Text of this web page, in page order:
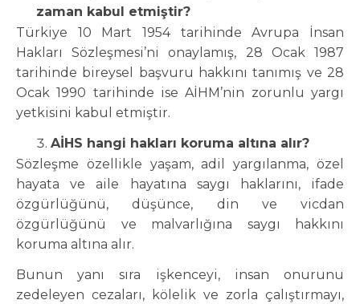
zaman kabul etmiştir?
Türkiye 10 Mart 1954 tarihinde Avrupa İnsan
Hakları Sözleşmesi’ni onaylamış, 28 Ocak 1987
tarihinde bireysel başvuru hakkını tanımış ve 28
Ocak 1990 tarihinde ise AİHM’nin zorunlu yargı
yetkisini kabul etmiştir.
AİHS hangi hakları koruma altına alır?
Sözleşme özellikle yaşam, adil yargılanma, özel
hayata ve aile hayatına saygı haklarını, ifade
özgürlüğünü, düşünce, din ve vicdan
özgürlüğünü ve malvarlığına saygı hakkını
koruma altına alır.
Bunun yanı sıra işkenceyi, insan onurunu
zedeleyen cezaları, kölelik ve zorla çalıştırmayı,